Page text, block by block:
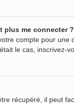
plus me connecter
compte pour
le cas, inscrivez-
récupéré, il peut